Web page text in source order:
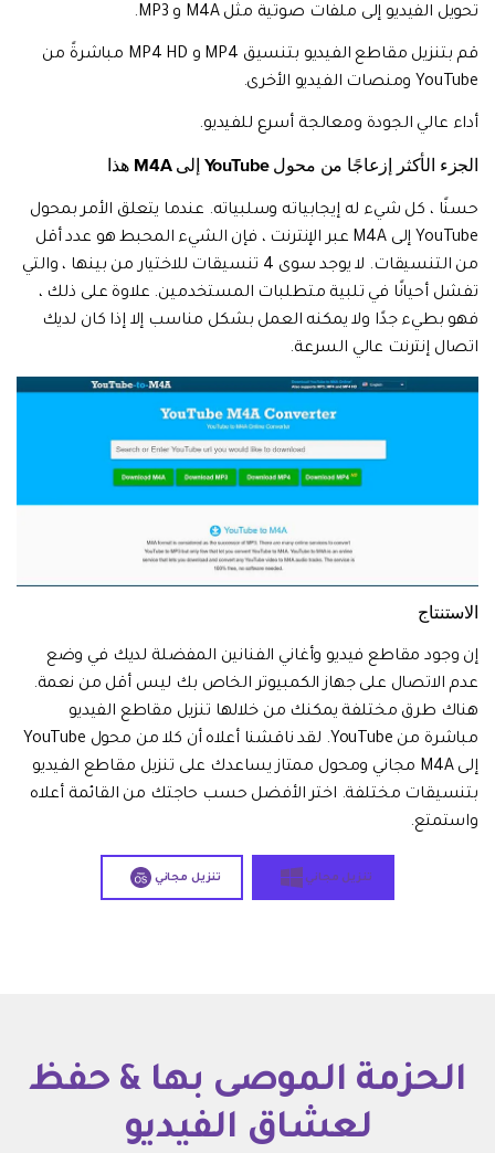
تحويل الفيديو إلى ملفات صوتية مثل M4A و MP3.
قم بتنزيل مقاطع الفيديو بتنسيق MP4 و MP4 HD مباشرةً من
YouTube ومنصات الفيديو الأخرى.
أداء عالي الجودة ومعالجة أسرع للفيديو.
الجزء الأكثر إزعاجًا من محول YouTube إلى M4A هذا
حسنًا ، كل شيء له إيجابياته وسلبياته. عندما يتعلق الأمر بمحول
YouTube إلى M4A عبر الإنترنت ، فإن الشيء المحبط هو عدد أقل
من التنسيقات. لا يوجد سوى 4 تنسيقات للاختيار من بينها ، والتي
تفشل أحيانًا في تلبية متطلبات المستخدمين. علاوة على ذلك ،
فهو بطيء جدًا ولا يمكنه العمل بشكل مناسب إلا إذا كان لديك
اتصال إنترنت عالي السرعة.
الاستنتاج
إن وجود مقاطع فيديو وأغاني الفنانين المفضلة لديك في وضع
عدم الاتصال على جهاز الكمبيوتر الخاص بك ليس أقل من نعمة.
هناك طرق مختلفة يمكنك من خلالها تنزيل مقاطع الفيديو
مباشرة من YouTube. لقد ناقشنا أعلاه أن كلا من محول YouTube
إلى M4A مجاني ومحول ممتاز يساعدك على تنزيل مقاطع الفيديو
بتنسيقات مختلفة. اختر الأفضل حسب حاجتك من القائمة أعلاه
واستمتع.
تنزيل مجاني تنزيل مجاني
الحزمة الموصى بها & حفظ
لعشاق الفيديو